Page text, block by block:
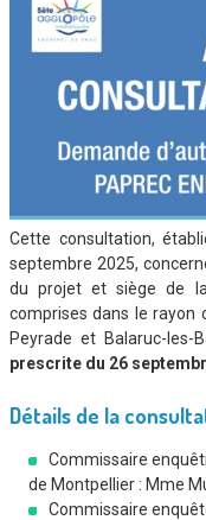
Cette consultation,
septembre 2025,
du projet et siège de
comprises dans le rayon
Peyrade et Balaruc-les-
prescrite du 26
Détails de la
Commissaire
de Montpellier : Mme
Commissaire